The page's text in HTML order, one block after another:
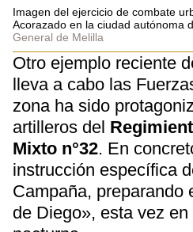
Imagen del ejercicio de combate
Acorazado en la ciudad autónoma
General de Melilla
Otro ejemplo reciente
lleva a cabo las
zona ha sido
artilleros del
Mixto n°32. En
instrucción específica
Campaña, preparando
de Diego», esta vez